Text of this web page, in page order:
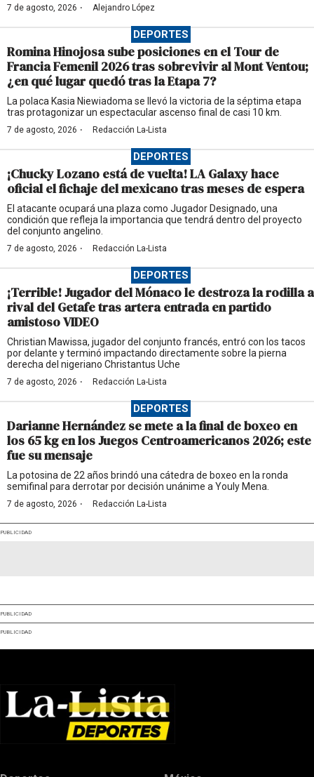
7 de agosto, 2026 · Alejandro López
DEPORTES
Romina Hinojosa sube posiciones en el Tour de
Francia Femenil 2026 tras sobrevivir al Mont Ventou;
¿en qué lugar quedó tras la Etapa 7?
La polaca Kasia Niewiadoma se llevó la victoria de la séptima etapa
tras protagonizar un espectacular ascenso final de casi 10 km.
7 de agosto, 2026 · Redacción La-Lista
DEPORTES
¡Chucky Lozano está de vuelta! LA Galaxy hace
oficial el fichaje del mexicano tras meses de espera
El atacante ocupará una plaza como Jugador Designado, una
condición que refleja la importancia que tendrá dentro del proyecto
del conjunto angelino.
7 de agosto, 2026 · Redacción La-Lista
DEPORTES
¡Terrible! Jugador del Mónaco le destroza la rodilla a
rival del Getafe tras artera entrada en partido
amistoso VIDEO
Christian Mawissa, jugador del conjunto francés, entró con los tacos
por delante y terminó impactando directamente sobre la pierna
derecha del nigeriano Christantus Uche
7 de agosto, 2026 · Redacción La-Lista
DEPORTES
Darianne Hernández se mete a la final de boxeo en
los 65 kg en los Juegos Centroamericanos 2026; este
fue su mensaje
La potosina de 22 años brindó una cátedra de boxeo en la ronda
semifinal para derrotar por decisión unánime a Youly Mena.
7 de agosto, 2026 · Redacción La-Lista
PUBLICIDAD
PUBLICIDAD
PUBLICIDAD